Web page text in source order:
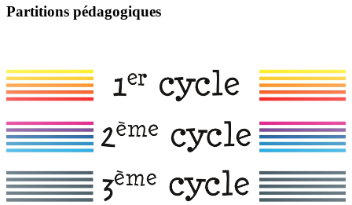
Partitions pédagogiques